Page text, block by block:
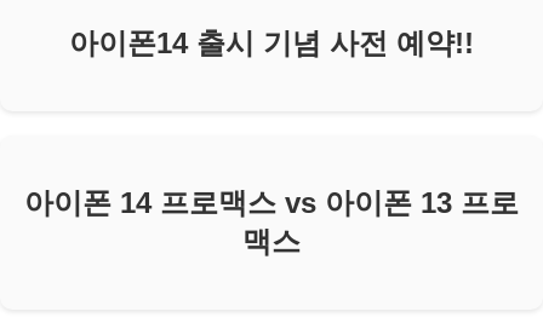
아이폰14 출시 기념 사전 예약!!
아이폰 14 프로맥스 vs 아이폰 13 프로
맥스